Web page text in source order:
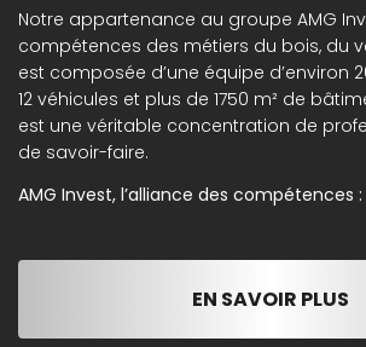
Notre appartenance au groupe AMG
compétences des métiers du bois, du
est composée d’une équipe d’environ
12 véhicules et plus de 1750 m² de
est une véritable concentration de
de savoir-faire.
AMG Invest, l’alliance des compétences
EN SAVOIR PLUS